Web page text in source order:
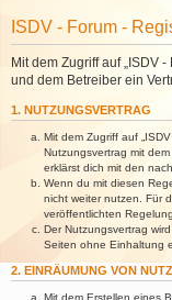
ISDV - Forum -
Mit dem Zugriff auf „ISDV
und dem Betreiber ein
1. NUTZUNGSVERTRAG
Mit dem Zugriff auf
Nutzungsvertrag mit
erklärst dich mit den
Wenn du mit diesen
nicht weiter nutzen. Für
veröffentlichten
Der Nutzungsvertrag
Seiten ohne Einhaltung
2. EINRÄUMUNG VON
Mit dem Erstellen eines